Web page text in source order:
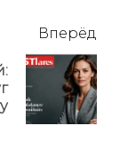
Вперёд